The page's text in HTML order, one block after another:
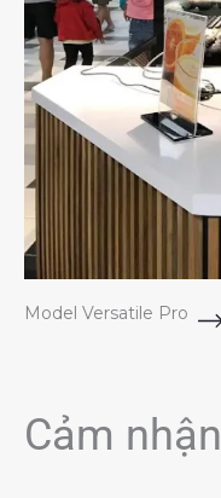
Model Versatile Pro
Cảm nhận